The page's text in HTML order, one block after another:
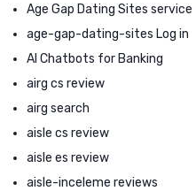
Age Gap Dating Sites service
age-gap-dating-sites Log in
AI Chatbots for Banking
airg cs review
airg search
aisle cs review
aisle es review
aisle-inceleme reviews